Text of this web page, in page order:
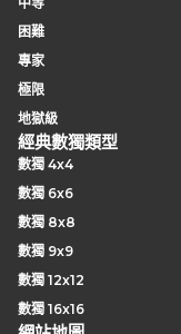
困難
專家
極限
地獄級
經典數獨類型
數獨 4x4
數獨 6x6
數獨 8x8
數獨 9x9
數獨 12x12
數獨 16x16